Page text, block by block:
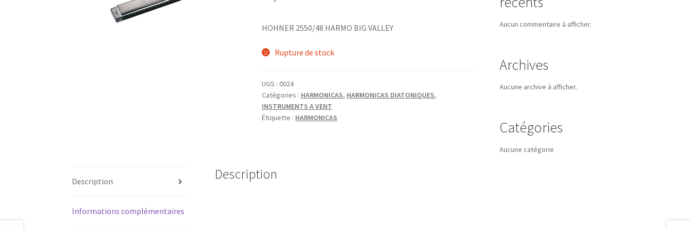
HOHNER 2550/48 HARMO BIG VALLEY
Rupture de stock
UGS :0024
Catégories : HARMONICAS, HARMONICAS DIATONIQUES,
INSTRUMENTS A VENT
Étiquette : HARMONICAS
Description
Informations complémentaires
Description
Aucun commentaire à afficher.
Archives
Aucune archive à afficher.
Catégories
Aucune catégorie